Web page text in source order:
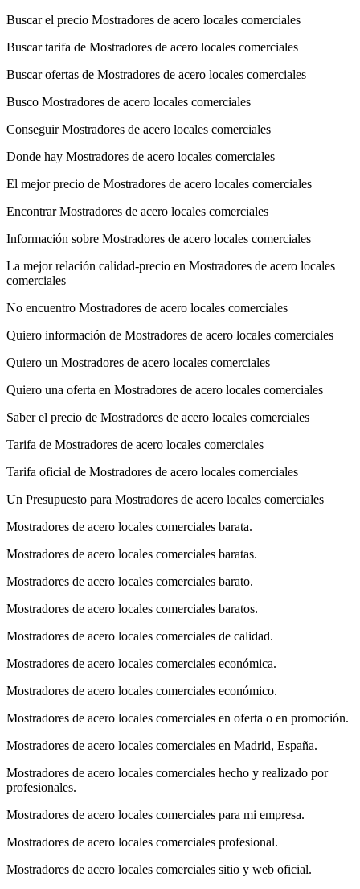
Buscar el precio Mostradores de acero locales comerciales
Buscar tarifa de Mostradores de acero locales comerciales
Buscar ofertas de Mostradores de acero locales comerciales
Busco Mostradores de acero locales comerciales
Conseguir Mostradores de acero locales comerciales
Donde hay Mostradores de acero locales comerciales
El mejor precio de Mostradores de acero locales comerciales
Encontrar Mostradores de acero locales comerciales
Información sobre Mostradores de acero locales comerciales
La mejor relación calidad-precio en Mostradores de acero locales
comerciales
No encuentro Mostradores de acero locales comerciales
Quiero información de Mostradores de acero locales comerciales
Quiero un Mostradores de acero locales comerciales
Quiero una oferta en Mostradores de acero locales comerciales
Saber el precio de Mostradores de acero locales comerciales
Tarifa de Mostradores de acero locales comerciales
Tarifa oficial de Mostradores de acero locales comerciales
Un Presupuesto para Mostradores de acero locales comerciales
Mostradores de acero locales comerciales barata.
Mostradores de acero locales comerciales baratas.
Mostradores de acero locales comerciales barato.
Mostradores de acero locales comerciales baratos.
Mostradores de acero locales comerciales de calidad.
Mostradores de acero locales comerciales económica.
Mostradores de acero locales comerciales económico.
Mostradores de acero locales comerciales en oferta o en promoción.
Mostradores de acero locales comerciales en Madrid, España.
Mostradores de acero locales comerciales hecho y realizado por
profesionales.
Mostradores de acero locales comerciales para mi empresa.
Mostradores de acero locales comerciales profesional.
Mostradores de acero locales comerciales sitio y web oficial.